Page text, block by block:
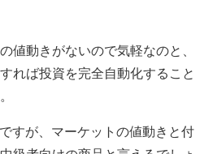
値動きがないので気軽なのと、
れば投資を完全自動化すること
すが、マーケットの値動きと付